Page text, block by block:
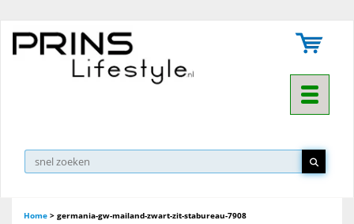
Toggle
Home > germania-gw-mailand-zwart-zit-stabureau-7908